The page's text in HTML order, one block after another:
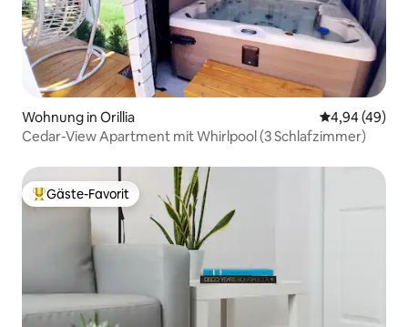
Wohnung in Orillia
4,94 (49)
Cedar-View Apartment mit Whirlpool (3 Schlafzimmer)
Beliebter Gäste-Favorit.
Gäste-Favorit